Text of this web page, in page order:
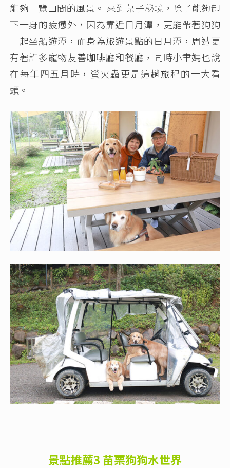
能夠一覽山間的風景。 來到葉子秘境，除了能夠卸
下一身的疲憊外，因為靠近日月潭，更能帶著狗狗
一起坐船遊潭，而身為旅遊景點的日月潭，周遭更
有著許多寵物友善咖啡廳和餐廳，同時小聿媽也說
在每年四五月時，螢火蟲更是這趟旅程的一大看
頭。
景點推薦3 苗栗狗狗水世界